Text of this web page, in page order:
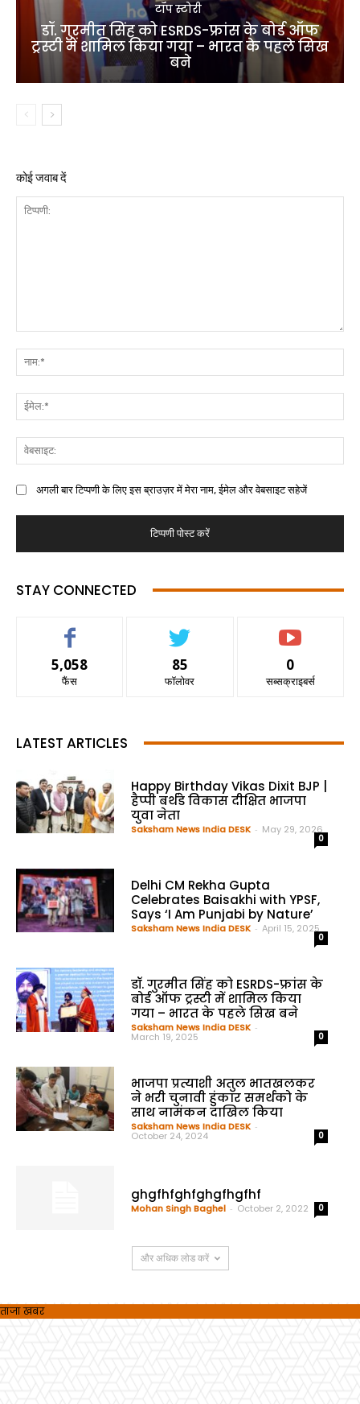
टॉप स्टोरी
डॉ. गुरमीत सिंह को ESRDS-फ्रांस के बोर्ड ऑफ
ट्रस्टी में शामिल किया गया – भारत के पहले सिख
बने
कोई जवाब दें
अगली बार टिप्पणी के लिए इस ब्राउज़र में मेरा नाम, ईमेल और वेबसाइट सहेजें
STAY CONNECTED
5,058
फैंस
85
फॉलोवर
0
सब्सक्राइबर्स
LATEST ARTICLES
Happy Birthday Vikas Dixit BJP |
हैप्पी बर्थडे विकास दीक्षित भाजपा
युवा नेता
Saksham News India DESK - May 29, 2026
0
Delhi CM Rekha Gupta
Celebrates Baisakhi with YPSF,
Says ‘I Am Punjabi by Nature’
Saksham News India DESK - April 15, 2025
0
डॉ. गुरमीत सिंह को ESRDS-फ्रांस के
बोर्ड ऑफ ट्रस्टी में शामिल किया
गया – भारत के पहले सिख बने
Saksham News India DESK -
March 19, 2025 0
भाजपा प्रत्याशी अतुल भातखलकर
ने भरी चुनावी हुंकार समर्थको के
साथ नामंकन दाखिल किया
Saksham News India DESK -
October 24, 2024 0
ghgfhfghfghgfhgfhf
Mohan Singh Baghel - October 2, 2022 0
और अधिक लोड करें